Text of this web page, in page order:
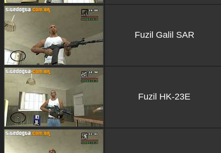
Fuzil Galil SAR
Fuzil HK-23E